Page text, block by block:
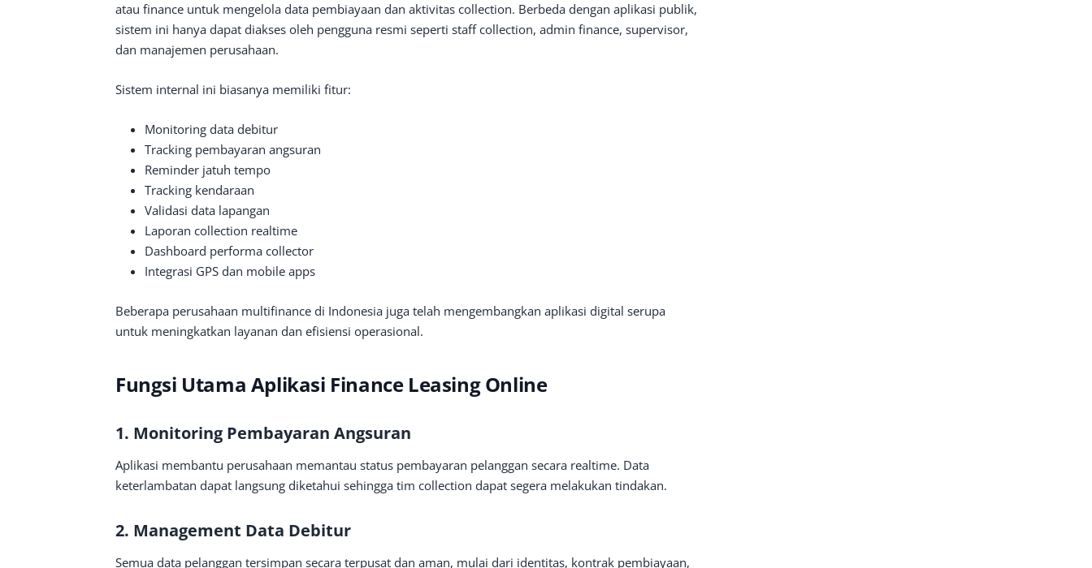
atau finance untuk mengelola data pembiayaan dan aktivitas collection. Berbeda dengan aplikasi publik,
sistem ini hanya dapat diakses oleh pengguna resmi seperti staff collection, admin finance, supervisor,
dan manajemen perusahaan.
Sistem internal ini biasanya memiliki fitur:
Monitoring data debitur
Tracking pembayaran angsuran
Reminder jatuh tempo
Tracking kendaraan
Validasi data lapangan
Laporan collection realtime
Dashboard performa collector
Integrasi GPS dan mobile apps
Beberapa perusahaan multifinance di Indonesia juga telah mengembangkan aplikasi digital serupa
untuk meningkatkan layanan dan efisiensi operasional.
Fungsi Utama Aplikasi Finance Leasing Online
1. Monitoring Pembayaran Angsuran
Aplikasi membantu perusahaan memantau status pembayaran pelanggan secara realtime. Data
keterlambatan dapat langsung diketahui sehingga tim collection dapat segera melakukan tindakan.
2. Management Data Debitur
Semua data pelanggan tersimpan secara terpusat dan aman, mulai dari identitas, kontrak pembiayaan,